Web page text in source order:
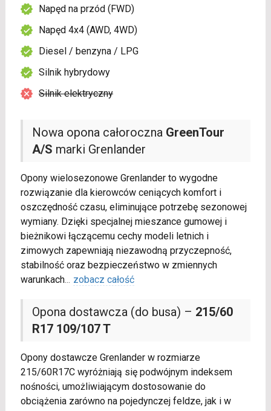
Nowa opona całoroczna GreenTour
A/S marki Grenlander
Opony wielosezonowe Grenlander to wygodne
rozwiązanie dla kierowców ceniących komfort i
oszczędność czasu, eliminujące potrzebę sezonowej
wymiany. Dzięki specjalnej mieszance gumowej i
bieżnikowi łączącemu cechy modeli letnich i
zimowych zapewniają niezawodną przyczepność,
stabilność oraz bezpieczeństwo w zmiennych
warunkach... zobacz całość
Opona dostawcza (do busa) – 215/60
R17 109/107 T
Opony dostawcze Grenlander w rozmiarze
215/60R17C wyróżniają się podwójnym indeksem
nośności, umożliwiającym dostosowanie do
obciążenia zarówno na pojedynczej feldze, jak i w
Napęd na przód (FWD)
Napęd 4x4 (AWD, 4WD)
Diesel / benzyna / LPG
Silnik hybrydowy
Silnik elektryczny